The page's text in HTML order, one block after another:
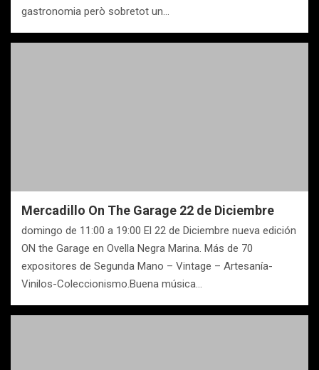
gastronomia però sobretot un…
Mercadillo On The Garage 22 de Diciembre
domingo de 11:00 a 19:00 El 22 de Diciembre nueva edición
ON the Garage en Ovella Negra Marina. Más de 70
expositores de Segunda Mano – Vintage – Artesanía-
Vinilos-Coleccionismo.Buena música…